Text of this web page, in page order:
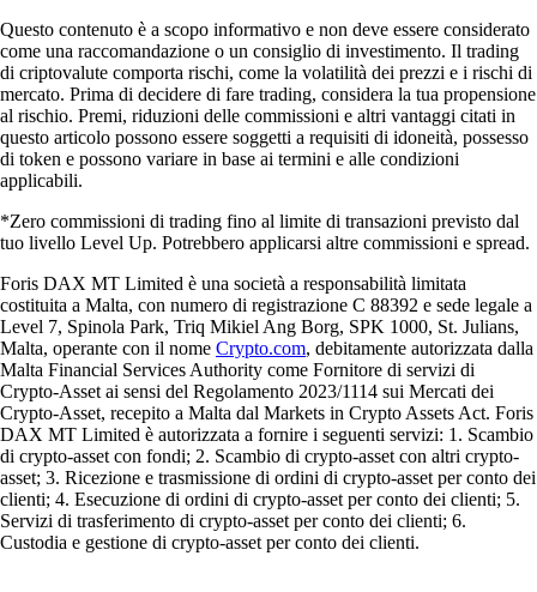
Questo contenuto è a scopo informativo e non deve essere considerato
come una raccomandazione o un consiglio di investimento. Il trading
di criptovalute comporta rischi, come la volatilità dei prezzi e i rischi di
mercato. Prima di decidere di fare trading, considera la tua propensione
al rischio. Premi, riduzioni delle commissioni e altri vantaggi citati in
questo articolo possono essere soggetti a requisiti di idoneità, possesso
di token e possono variare in base ai termini e alle condizioni
applicabili.
*Zero commissioni di trading fino al limite di transazioni previsto dal
tuo livello Level Up. Potrebbero applicarsi altre commissioni e spread.
Foris DAX MT Limited è una società a responsabilità limitata
costituita a Malta, con numero di registrazione C 88392 e sede legale a
Level 7, Spinola Park, Triq Mikiel Ang Borg, SPK 1000, St. Julians,
Malta, operante con il nome Crypto.com, debitamente autorizzata dalla
Malta Financial Services Authority come Fornitore di servizi di
Crypto-Asset ai sensi del Regolamento 2023/1114 sui Mercati dei
Crypto-Asset, recepito a Malta dal Markets in Crypto Assets Act. Foris
DAX MT Limited è autorizzata a fornire i seguenti servizi: 1. Scambio
di crypto-asset con fondi; 2. Scambio di crypto-asset con altri crypto-
asset; 3. Ricezione e trasmissione di ordini di crypto-asset per conto dei
clienti; 4. Esecuzione di ordini di crypto-asset per conto dei clienti; 5.
Servizi di trasferimento di crypto-asset per conto dei clienti; 6.
Custodia e gestione di crypto-asset per conto dei clienti.